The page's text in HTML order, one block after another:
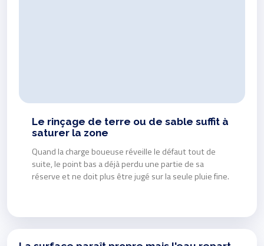
Le rinçage de terre ou de sable suffit à
saturer la zone
Quand la charge boueuse réveille le défaut tout de
suite, le point bas a déjà perdu une partie de sa
réserve et ne doit plus être jugé sur la seule pluie fine.